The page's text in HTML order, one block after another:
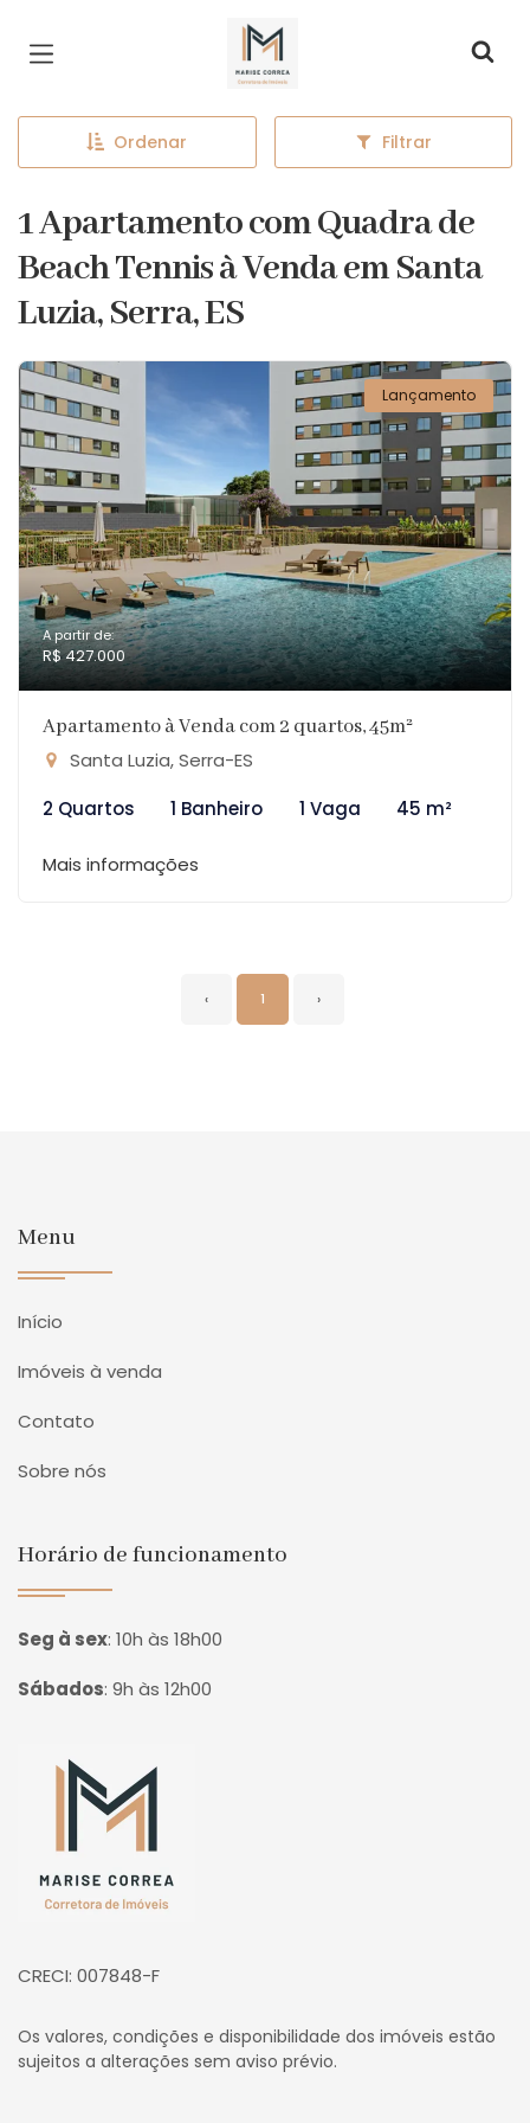
Página inicial
Ordenar Filtrar
1 Apartamento com Quadra de
Beach Tennis à Venda em Santa
Luzia, Serra, ES
Lançamento
A partir de:
R$ 427.000
Apartamento à Venda com 2 quartos, 45m²
Santa Luzia, Serra-ES
2 Quartos
1 Banheiro 1 Vaga 45 m²
Mais informações
‹ 1 ›
Menu
Início
Imóveis à venda
Contato
Sobre nós
Horário de funcionamento
Seg à sex: 10h às 18h00
Sábados: 9h às 12h00
Página inicial
CRECI: 007848-F
Os valores, condições e disponibilidade dos imóveis estão
sujeitos a alterações sem aviso prévio.